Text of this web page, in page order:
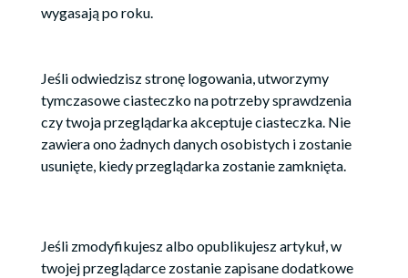
wygasają po roku.
Jeśli odwiedzisz stronę logowania, utworzymy
tymczasowe ciasteczko na potrzeby sprawdzenia
czy twoja przeglądarka akceptuje ciasteczka. Nie
zawiera ono żadnych danych osobistych i zostanie
usunięte, kiedy przeglądarka zostanie zamknięta.
Jeśli zmodyfikujesz albo opublikujesz artykuł, w
twojej przeglądarce zostanie zapisane dodatkowe